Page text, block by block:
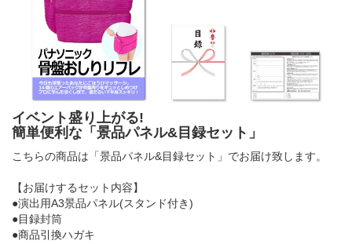
イベント盛り上がる!
簡単便利な「景品パネル&目録セット」
こちらの商品は「景品パネル&目録セット」でお届け致します。
【お届けするセット内容】
●演出用A3景品パネル(スタンド付き)
●目録封筒
●商品引換ハガキ